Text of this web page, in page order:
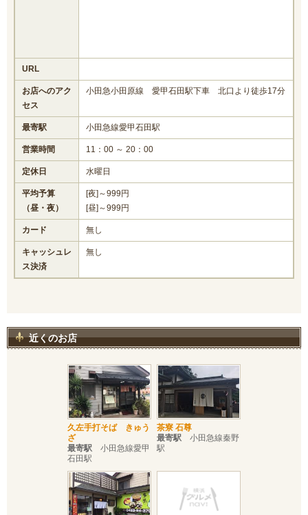
URL
お店へのアク
セス
小田急小田原線 愛甲石田駅下車 北口より徒歩17分
最寄駅 小田急線愛甲石田駅
営業時間 11：00 ～ 20：00
定休日 水曜日
平均予算
（昼・夜）
[夜]～999円
[昼]～999円
カード 無し
キャッシュレ
ス決済
無し
近くのお店
久左手打そば きゅう
ざ
最寄駅 小田急線愛甲
石田駅
茶寮 石尊
最寄駅 小田急線秦野
駅